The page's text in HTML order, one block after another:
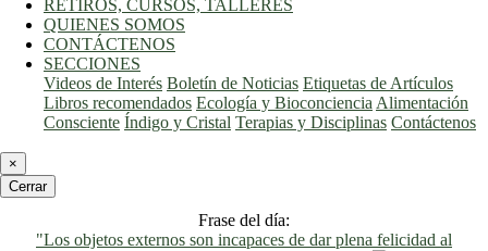
RETIROS, CURSOS, TALLERES
QUIENES SOMOS
CONTÁCTENOS
SECCIONES
Videos de Interés Boletín de Noticias Etiquetas de Artículos
Libros recomendados Ecología y Bioconciencia Alimentación
Consciente Índigo y Cristal Terapias y Disciplinas Contáctenos
×
Cerrar
Frase del día:
"Los objetos externos son incapaces de dar plena felicidad al